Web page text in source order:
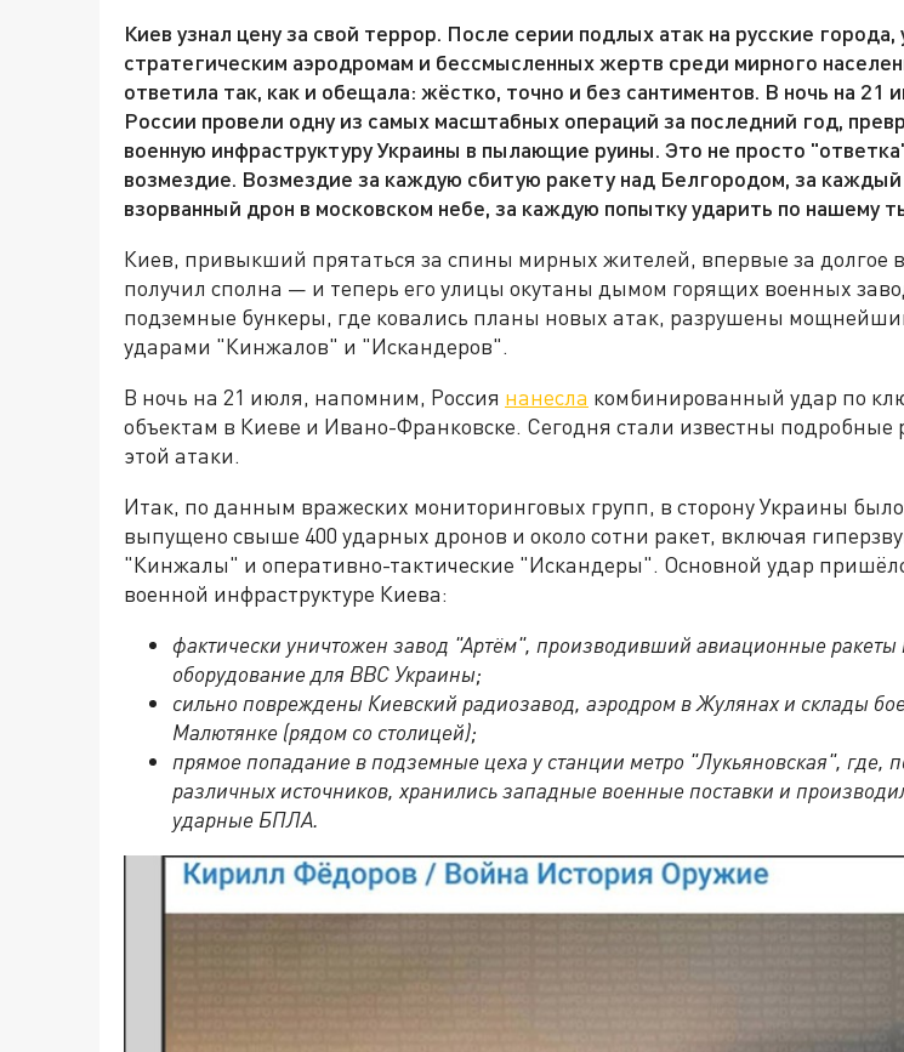
Киев узнал цену за свой террор. После серии подлых атак на русские города,
стратегическим аэродромам и бессмысленных жертв среди мирного
ответила так, как и обещала: жёстко, точно и без сантиментов. В ночь на 21
России провели одну из самых масштабных операций за последний год,
военную инфраструктуру Украины в пылающие руины. Это не просто
возмездие. Возмездие за каждую сбитую ракету над Белгородом, за каждый
взорванный дрон в московском небе, за каждую попытку ударить по нашему
Киев, привыкший прятаться за спины мирных жителей, впервые за долгое
получил сполна — и теперь его улицы окутаны дымом горящих военных
подземные бункеры, где ковались планы новых атак, разрушены
ударами "Кинжалов" и "Искандеров".
В ночь на 21 июля, напомним, Россия нанесла комбинированный удар по
объектам в Киеве и Ивано-Франковске. Сегодня стали известны подробные
этой атаки.
Итак, по данным вражеских мониторинговых групп, в сторону Украины было
выпущено свыше 400 ударных дронов и около сотни ракет, включая
"Кинжалы" и оперативно-тактические "Искандеры". Основной удар
военной инфраструктуре Киева:
фактически уничтожен завод "Артём", производивший авиационные ракеты
оборудование для ВВС Украины;
сильно повреждены Киевский радиозавод, аэродром в Жулянах и склады
Малютянке (рядом со столицей);
прямое попадание в подземные цеха у станции метро "Лукьяновская", где,
различных источников, хранились западные военные поставки и
ударные БПЛА.